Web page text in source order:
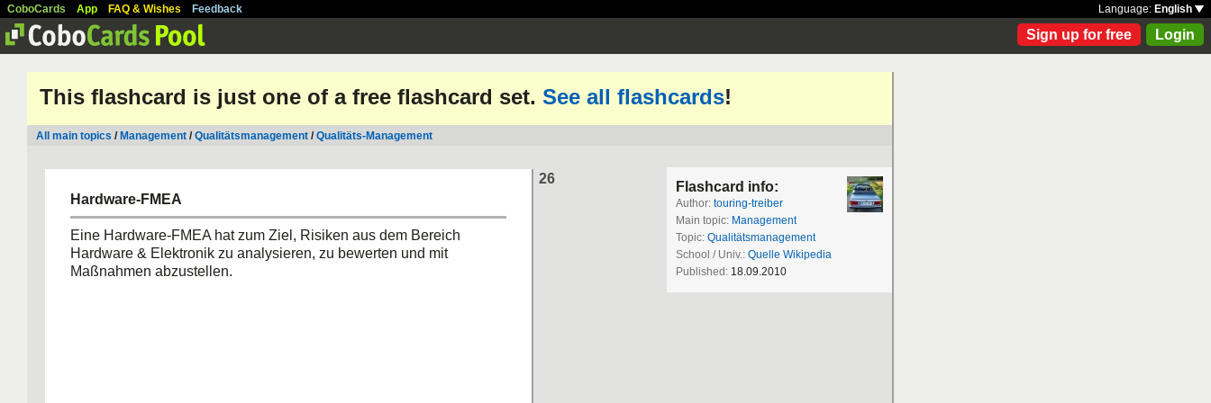
CoboCards App FAQ & Wishes Feedback Language: English
Sign up for free Login
This flashcard is just one of a free flashcard set. See all flashcards!
All main topics / Management /Qualitätsmanagement /Qualitäts-Management
26
Hardware-FMEA
Eine Hardware-FMEA hat zum Ziel, Risiken aus dem Bereich
Hardware & Elektronik zu analysieren, zu bewerten und mit
Maßnahmen abzustellen.
Flashcard info:
Author: touring-treiber
Main topic: Management
Topic: Qualitätsmanagement
School / Univ.: Quelle Wikipedia
Published: 18.09.2010